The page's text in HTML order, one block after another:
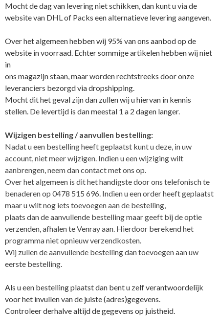
Mocht de dag van levering niet schikken, dan kunt u via de
website van DHL of Packs een alternatieve levering aangeven.
Over het algemeen hebben wij 95% van ons aanbod op de
website in voorraad. Echter sommige artikelen hebben wij niet
in
ons magazijn staan, maar worden rechtstreeks door onze
leveranciers bezorgd via dropshipping.
Mocht dit het geval zijn dan zullen wij u hiervan in kennis
stellen. De levertijd is dan meestal 1 a 2 dagen langer.
Wijzigen bestelling / aanvullen bestelling:
Nadat u een bestelling heeft geplaatst kunt u deze, in uw
account, niet meer wijzigen. Indien u een wijziging wilt
aanbrengen, neem dan contact met ons op.
Over het algemeen is dit het handigste door ons telefonisch te
benaderen op 0478 515 696. Indien u een order heeft geplaatst
maar u wilt nog iets toevoegen aan de bestelling,
plaats dan de aanvullende bestelling maar geeft bij de optie
verzenden, afhalen te Venray aan. Hierdoor berekend het
programma niet opnieuw verzendkosten.
Wij zullen de aanvullende bestelling dan toevoegen aan uw
eerste bestelling.
Als u een bestelling plaatst dan bent u zelf verantwoordelijk
voor het invullen van de juiste (adres)gegevens.
Controleer derhalve altijd de gegevens op juistheid.